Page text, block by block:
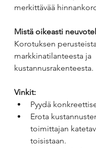
merkittävää
Mistä oikeasti
Korotuksen
markkinatilanteesta ja
kustannusrakenteesta.
Vinkit:
Pyydä
Erota
toimittajan
toisistaan.